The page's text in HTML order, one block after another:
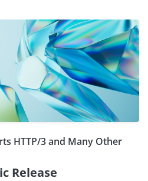
HTTP/3 and Many Other
Release